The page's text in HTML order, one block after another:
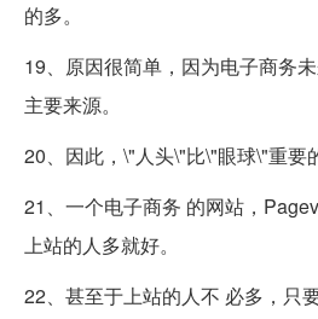
的多。
19、原因很简单，因为电子商务
主要来源。
20、因此，\"人头\"比\"眼球\"重要
21、一个电子商务 的网站，
上站的人多就好。
22、甚至于上站的人不 必多，只